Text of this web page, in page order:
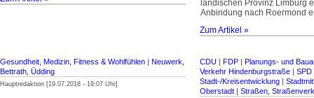
ländischen Provinz Limburg
Anbindung nach Roermond
Zum Artikel »
Gesundheit, Medizin, Fitness & Wohlfühlen | Neuwerk,
Bettrath, Üdding
Hauptredaktion [19.07.2018 - 19:07 Uhr]
CDU | FDP | Planungs- und
Verkehr Hindenburgstraße | SPD
Stadt-/Kreisentwicklung |
Oberstadt | Straßen,